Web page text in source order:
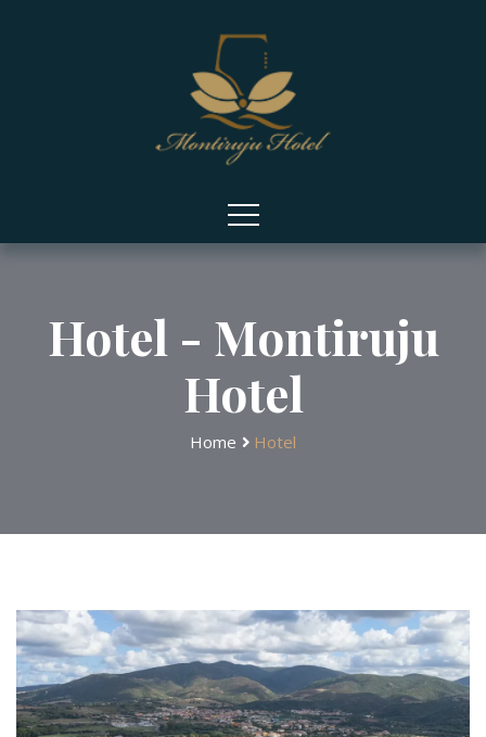
Hotel - Montiruju
Hotel
Home Hotel